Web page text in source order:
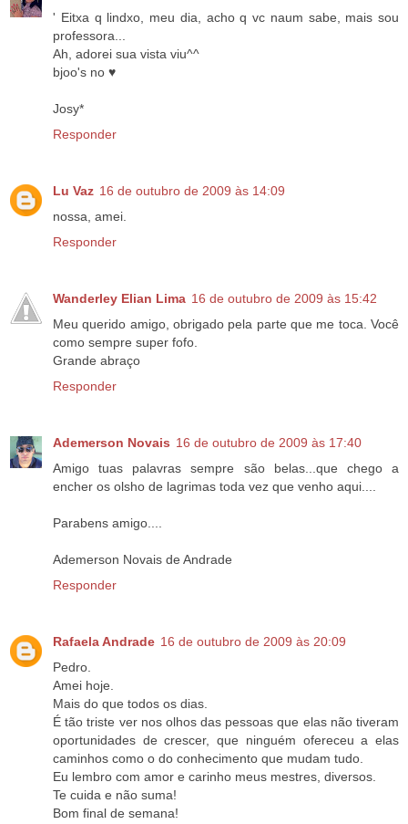
' Eitxa q lindxo, meu dia, acho q vc naum sabe, mais sou
professora...
Ah, adorei sua vista viu^^
bjoo's no ♥
Josy*
Responder
Lu Vaz 16 de outubro de 2009 às 14:09
nossa, amei.
Responder
Wanderley Elian Lima 16 de outubro de 2009 às 15:42
Meu querido amigo, obrigado pela parte que me toca. Você
como sempre super fofo.
Grande abraço
Responder
Ademerson Novais 16 de outubro de 2009 às 17:40
Amigo tuas palavras sempre são belas...que chego a
encher os olsho de lagrimas toda vez que venho aqui....
Parabens amigo....
Ademerson Novais de Andrade
Responder
Rafaela Andrade 16 de outubro de 2009 às 20:09
Pedro.
Amei hoje.
Mais do que todos os dias.
É tão triste ver nos olhos das pessoas que elas não tiveram
oportunidades de crescer, que ninguém ofereceu a elas
caminhos como o do conhecimento que mudam tudo.
Eu lembro com amor e carinho meus mestres, diversos.
Te cuida e não suma!
Bom final de semana!